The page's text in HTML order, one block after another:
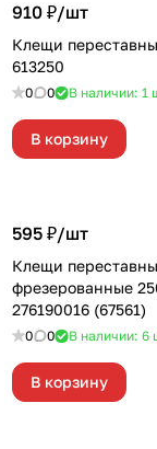
910 ₽/шт
Клещи
613250
0 0 В наличии: 1
В корзину
595 ₽/шт
Клещи
фрезерованные
276190016 (67561)
0 0 В наличии: 6
В корзину